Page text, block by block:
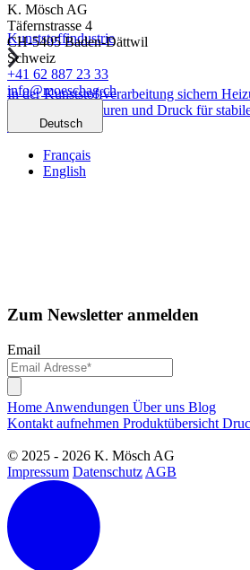
Kunststoffindustrie
In der Kunststoffverarbeitung sichern
präzise Temperaturen und Druck für
Qualität.
K. Mösch AG
Täfernstrasse 4
CH-5405 Baden-Dättwil
Schweiz
+41 62 887 23 33
info@moeschag.ch
Deutsch
Français
English
Zum Newsletter anmelden
Email
Home Anwendungen Über uns Blog
Kontakt aufnehmen Produktübersicht
© 2025 - 2026 K. Mösch AG
Impressum Datenschutz AGB